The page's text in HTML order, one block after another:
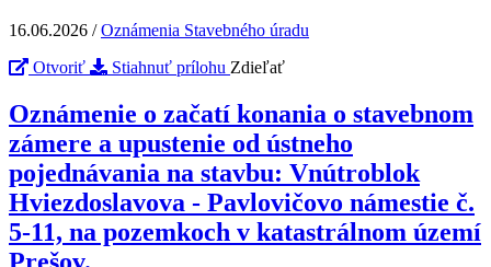
16.06.2026 /Oznámenia Stavebného úradu
Otvoriť
Stiahnuť prílohu Zdieľať
Oznámenie o začatí konania o stavebnom
zámere a upustenie od ústneho
pojednávania na stavbu: Vnútroblok
Hviezdoslavova - Pavlovičovo námestie č.
5-11, na pozemkoch v katastrálnom území